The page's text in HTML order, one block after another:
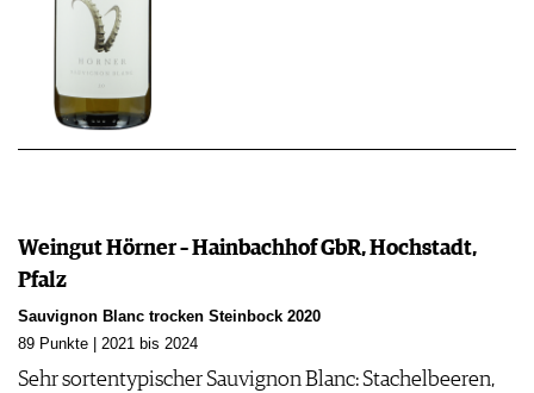
Weingut Hörner – Hainbachhof GbR, Hochstadt,
Pfalz
Sauvignon Blanc trocken Steinbock 2020
89 Punkte | 2021 bis 2024
Sehr sortentypischer Sauvignon Blanc: Stachelbeeren,